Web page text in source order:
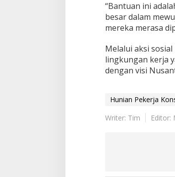
“Bantuan ini
besar dalam
mereka merasa
Melalui aksi
lingkungan kerja
dengan visi
Hunian Pekerja
Writer: Tim
Editor: